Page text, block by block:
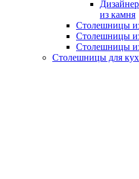
из камня
Столешницы
Столешницы
Столешницы
Столешницы для